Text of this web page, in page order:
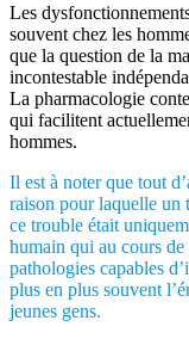
Les
souvent chez les
que la question de la
incontestable
La pharmacologie
qui facilitent
hommes.
Il est à noter que tout
raison pour laquelle un
ce trouble était
humain qui au cours
pathologies capables
plus en plus souvent
jeunes gens.